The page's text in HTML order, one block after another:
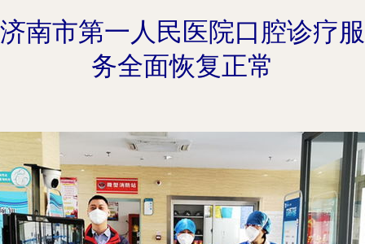
济南市第一人民医院口腔诊疗服
务全面恢复正常